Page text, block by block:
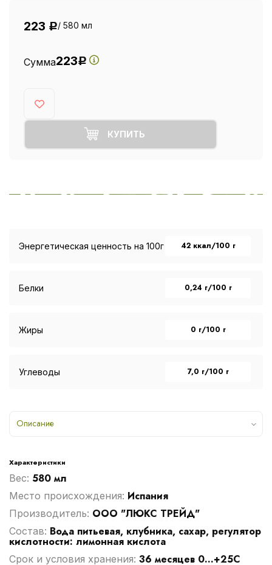
223 Р/ 580 мл
Сумма223Р
КУПИТЬ
Энергетическая ценность на 100г 42 ккал/100 г
Белки 0,24 г/100 г
Жиры 0 г/100 г
Углеводы 7,0 г/100 г
Описание
Характеристики
Вес: 580 мл
Место происхождения: Испания
Производитель: ООО "ЛЮКС ТРЕЙД"
Cостав: Вода питьевая, клубника, сахар, регулятор
кислотности: лимонная кислота
Срок и условия хранения: 36 месяцев 0...+25С